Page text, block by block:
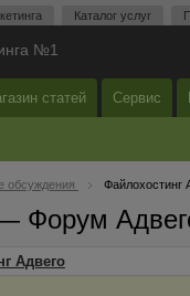
Каталог услуг
№1
статей Сервис
обсуждения Файлохостинг
Форум
Адвего